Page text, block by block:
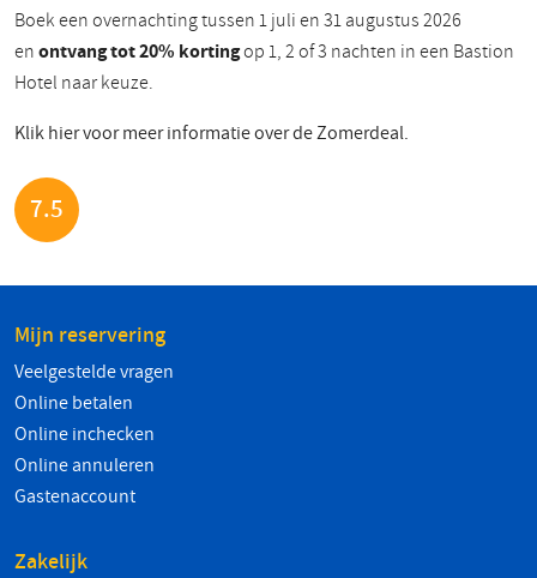
Boek een overnachting tussen 1 juli en 31 augustus 2026
enontvang tot 20% kortingop 1, 2 of 3 nachten in een Bastion
Hotel naar keuze.
Klik hier voor meer informatie over de Zomerdeal.
7.5
Mijn reservering
Veelgestelde vragen
Online betalen
Online inchecken
Online annuleren
Gastenaccount
Zakelijk